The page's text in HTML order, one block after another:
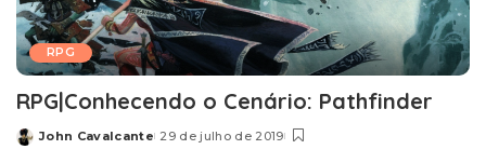
RPG
RPG|Conhecendo o Cenário: Pathfinder
Posted
John Cavalcante 29 de julho de 2019